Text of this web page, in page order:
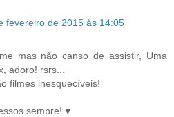
fevereiro de 2015 às 14:05
mas não canso de assistir, Uma
adoro! rsrs...
filmes inesquecíveis!
sempre! ♥